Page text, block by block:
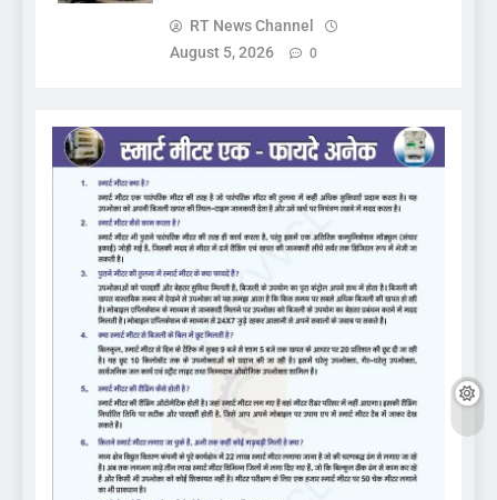
RT News Channel
August 5, 2026
0